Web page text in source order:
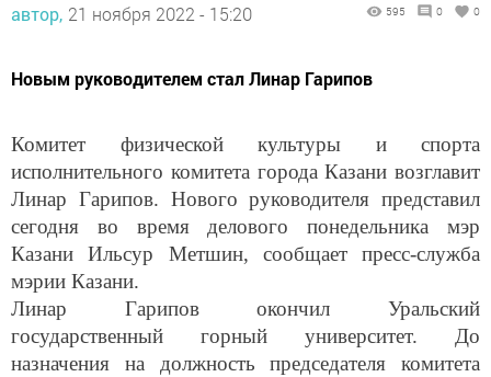
автор, 21 ноября 2022 - 15:20 595 0 0
Новым руководителем стал Линар Гарипов
Комитет физической культуры и спорта
исполнительного комитета города Казани возглавит
Линар Гарипов. Нового руководителя представил
сегодня во время делового понедельника мэр
Казани Ильсур Метшин, сообщает пресс-служба
мэрии Казани.
Линар Гарипов окончил Уральский
государственный горный университет. До
назначения на должность председателя комитета